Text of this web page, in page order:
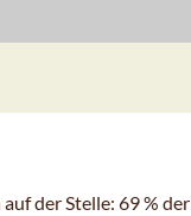
der Stelle: 69 % der